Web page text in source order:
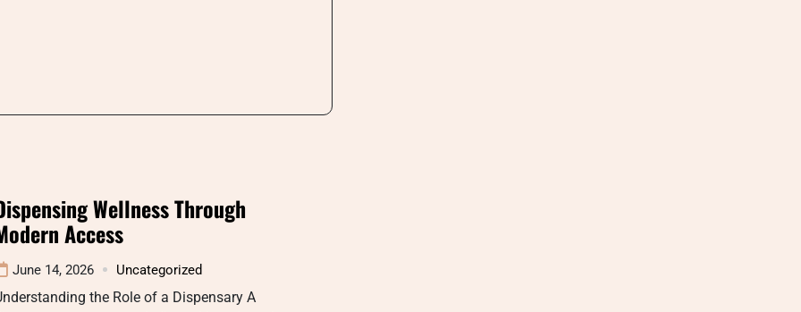
Wellness Through
Access
June 14, 2026 Uncategorized
the Role of a Dispensary A